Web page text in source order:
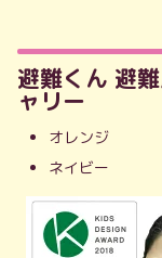
避難くん 避
ャリー
オレンジ
ネイビー